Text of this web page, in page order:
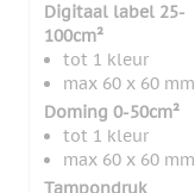
Digitaal label 25-
100cm²
tot 1 kleur
max 60 x 60 mm
Doming 0-50cm²
tot 1 kleur
max 60 x 60 mm
Tampondruk